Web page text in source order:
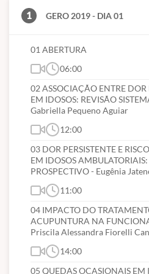
1 GERO 2019 - DIA 01
01 ABERTURA
06:00
02 ASSOCIAÇÃO ENTRE
EM IDOSOS: REVISÃO
Gabriella Pequeno Aguiar
12:00
03 DOR PERSISTENTE E
EM IDOSOS
PROSPECTIVO - Eugênia
11:00
04 IMPACTO DO
ACUPUNTURA NA
Priscila Alessandra Fiorelli
14:00
05 QUEDAS OCASIONAIS EM